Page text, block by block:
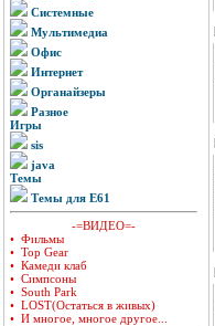
Системные
Мультимедиа
Офис
Интернет
Органайзеры
Разное
Игры
sis
java
Темы
Темы для E61
-=ВИДЕО=-
• Фильмы
• Top Gear
• Камеди клаб
• Симпсоны
• South Park
• LOST(Остаться в живых)
• И многое, многое другое...